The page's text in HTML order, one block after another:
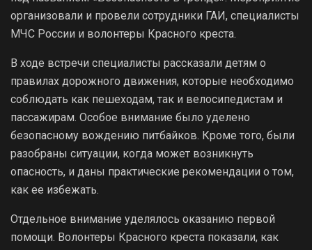
организовали и провели сотрудники ГАИ, специалисты
МЧС России и волонтеры Красного креста.
В ходе встречи специалисты рассказали детям о
правилах дорожного движения, которые необходимо
соблюдать как пешеходам, так и велосипедистам и
пассажирам. Особое внимание было уделено
безопасному вождению питбайков. Кроме того, были
разобраны ситуации, когда может возникнуть
опасность, и даны практические рекомендации о том,
как ее избежать.
Отдельное внимание уделялось оказанию первой
помощи. Волонтеры Красного креста показали, как